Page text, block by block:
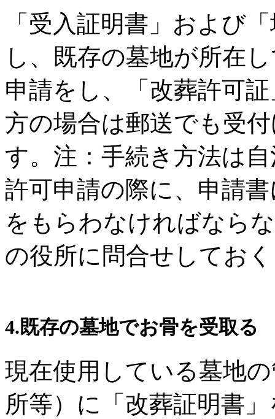
「受入証明書」および
し、既存の墓地が所在
申請をし、「改葬許可
方の場合は郵送でも受
す。注：手続き方法は
許可申請の際に、申請
をもらわなければなら
の役所に問合せしてお
4.既存の墓地でお骨を受取る
現在使用している墓地
所等）に「改葬証明書